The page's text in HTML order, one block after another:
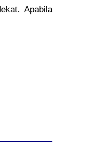
Apabila